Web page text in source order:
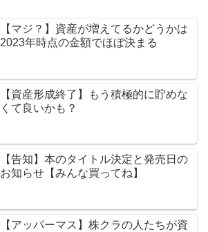
【マジ？】資産が増えてるかどうかは
2023年時点の金額でほぼ決まる
【資産形成終了】もう積極的に貯めな
くて良いかも？
【告知】本のタイトル決定と発売日の
お知らせ【みんな買ってね】
【アッパーマス】株クラの人たちが資